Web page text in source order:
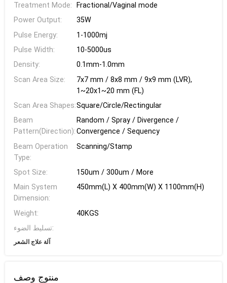
Treatment Mode:
Fractional/Vaginal mode
Power Output:
35W
Pulse Energy:
1-1000mj
Pulse Width:
10-5000us
Density:
0.1mm-1.0mm
Scan Area Size:
7x7 mm / 8x8 mm / 9x9 mm (LVR),
1~20x1~20 mm (FL)
Scan Area Shapes:Square/Circle/Rectingular
Beam
Pattern(Direction):
Random / Spray / Divergence /
Convergence / Sequency
Beam Operation
Type:
Scanning/Stamp
Spot Size:
150um / 300um / More
Main System
Dimension:
450mm(L) X 400mm(W) X 1100mm(H)
Weight:
40KGS
تسليط الضوء:
آلة علاج الشعر
منتوج وصف